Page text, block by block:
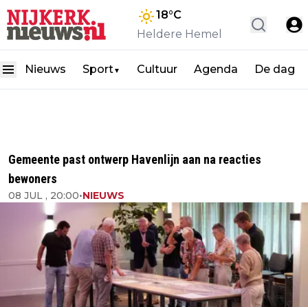
18°C
Heldere Hemel
Nieuws Sport▼ Cultuur Agenda De dag
Gemeente past ontwerp Havenlijn aan na reacties
bewoners
08 JUL , 20:00•NIEUWS